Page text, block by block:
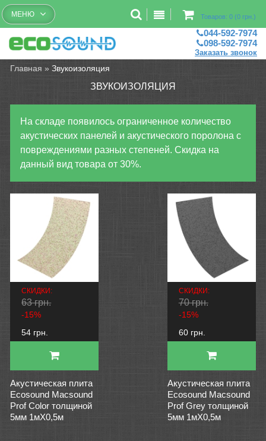
Бесплатный рассчет помещений
Товаров: 0 (0 грн.)
МЕНЮ
044-592-7974
098-592-7974
Заказать звонок
Главная »Звукоизоляция
ЗВУКОИЗОЛЯЦИЯ
На складе появилось ограниченное количество
акустических панелей и акустического поролона с
повреждениями разных степеней. Скидка на
данный вид товара от 30%.
СКИДКИ:
63 грн.
-15%
54 грн.
Акустическая плита
Ecosound Macsound
Prof Color толщиной
5мм 1мХ0,5м
СКИДКИ:
70 грн.
-15%
60 грн.
Акустическая плита
Ecosound Macsound
Prof Grey толщиной
5мм 1мХ0,5м